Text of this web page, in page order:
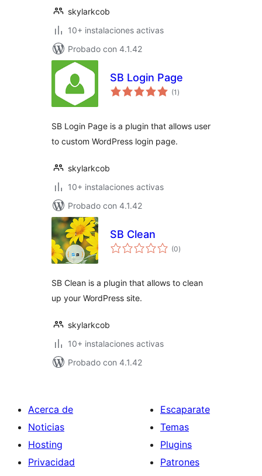
skylarkcob
10+ instalaciones activas
Probado con 4.1.42
SB Login Page
(1 total
de
)
SB Login Page is a plugin that allows user
to custom WordPress login page.
skylarkcob
10+ instalaciones activas
Probado con 4.1.42
SB Clean
(0total
de
)
SB Clean is a plugin that allows to clean
up your WordPress site.
skylarkcob
10+ instalaciones activas
Probado con 4.1.42
Acerca de
Noticias
Hosting
Privacidad
Escaparate
Temas
Plugins
Patrones